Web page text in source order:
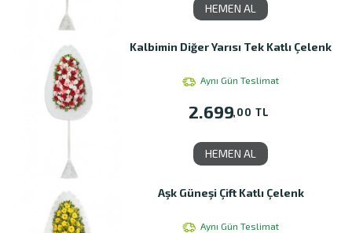
HEMEN AL
Kalbimin Diğer Yarısı Tek Katlı Çelenk
Aynı Gün Teslimat
2.699,00 TL
HEMEN AL
Aşk Güneşi Çift Katlı Çelenk
Aynı Gün Teslimat